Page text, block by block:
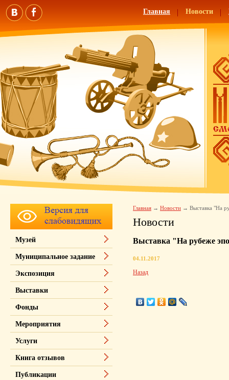
Главная Новости
Главная Новости Выставка "На
Новости
Выставка "На рубеже
04.11.2017
Назад
Музей
Муниципальное задание
Экспозиция
Выставки
Фонды
Мероприятия
Услуги
Книга отзывов
Публикации